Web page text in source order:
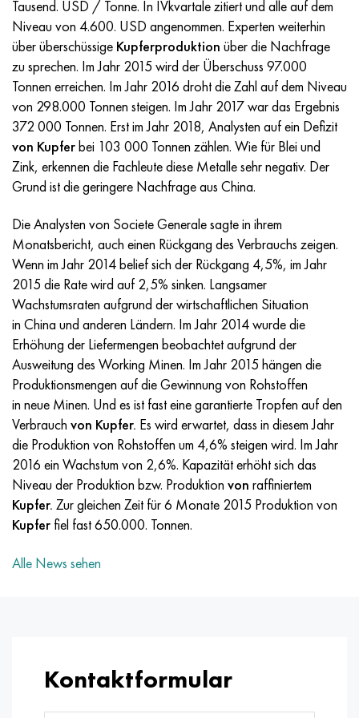
Tausend. USD / Tonne. In IVkvartale zitiert und alle auf dem
Niveau von 4.600. USD angenommen. Experten weiterhin
über überschüssige Kupferproduktion über die Nachfrage
zu sprechen. Im Jahr 2015 wird der Überschuss 97.000
Tonnen erreichen. Im Jahr 2016 droht die Zahl auf dem Niveau
von 298.000 Tonnen steigen. Im Jahr 2017 war das Ergebnis
372 000 Tonnen. Erst im Jahr 2018, Analysten auf ein Defizit
von Kupferbei 103 000 Tonnen zählen. Wie für Blei und
Zink, erkennen die Fachleute diese Metalle sehr negativ. Der
Grund ist die geringere Nachfrage aus China.
Die Analysten von Societe Generale sagte in ihrem
Monatsbericht, auch einen Rückgang des Verbrauchs zeigen.
Wenn im Jahr 2014 belief sich der Rückgang 4,5%, im Jahr
2015 die Rate wird auf 2,5% sinken. Langsamer
Wachstumsraten aufgrund der wirtschaftlichen Situation
in China und anderen Ländern. Im Jahr 2014 wurde die
Erhöhung der Liefermengen beobachtet aufgrund der
Ausweitung des Working Minen. Im Jahr 2015 hängen die
Produktionsmengen auf die Gewinnung von Rohstoffen
in neue Minen. Und es ist fast eine garantierte Tropfen auf den
Verbrauch von Kupfer. Es wird erwartet, dass in diesem Jahr
die Produktion von Rohstoffen um 4,6% steigen wird. Im Jahr
2016 ein Wachstum von 2,6%. Kapazität erhöht sich das
Niveau der Produktion bzw. Produktion von raffiniertem
Kupfer. Zur gleichen Zeit für 6 Monate 2015 Produktion von
Kupfer fiel fast 650.000. Tonnen.
Alle News sehen
Kontaktformular
Incotherm
Incotest
Jethete M152
Kobalt 6B
Martensitaushärtung 250
Martensitaushärtung 300
Martensitaushärtung 350
MP35N
MP159
Multimet n155
Nicrofer 5923 hMo
Nicrofer 6030
Nitronic 40
Nitronic 50
Nimonik 80a
47ND
47NHR
49KF
49K2F/49K2FA-VI
50H
50NHS
52H
52K12F
56DGNH
68NHVKTYU
79NM
80NM
80NMV-VI
80NHS
Thermometalle
HN62VMYUT
HN62MVKYU
HN63MB
HN65VM
HN65VMTYU
HN68VKTYU
HN68VMTYUK-VD
HN70VMTYU
HN73MBTYU
HN70YU
HN75MBTYU
HN75TBYU
HN77TYU
HN77TYUR
N65M
VT-35
PT-1M
PT-3V
PT-7M
2V
AT3
3М
TL3
5B
TL5
AT-6
TS-6
Titan 14
SP-17
1.4466 - aisi 310MoLn
Legierung Al6xn
15-7Ph® - 1.4532
PH 13-8 Mo - 1.4534
1.4542 - 17-4Ph®.
1.4545 - 15-5Ph®
1.4548 - 17-4Ph®.
1.4550 - aisi 347
1.4567 - aisi 304Cu
1.4570 - aisi303Cu
1.4574 - Legierung PH 15-7 Mo®
1.4580 - aisi 316Cb
1.4597 - aisi 204Cu
Legierung 28 - 1.4563
Legierung 926 - 1.4529
10H17N13М3Т
10H18N18YU4D
11H11N2V2МF
12H18N9Т
13H11N2V2МF
15H12VNMF
15H12N2МVFAB
15H16К5N2МVFAB
15H16N2АМ
18H11МNFB
18H12VMBFR
20H12VNMF
20H3MVF
21NKMT
40H9S2
2.0872, CuNi10Fe1Mn, Cw352h
Silicium-Aluminium-Bronze
CW301G, C64200
Siliciumbronze
C65500, CuAl11Fe3
C65100, CuSi1,5
Zinn-Blei-Bronze
c92200, CuSn6Zn4Pb2
Rotmessing
C84400, CuSn2ZnPb
C83600, CuSn5ZnPb
45G2, 45g2, aisi 1144
Baustahl legiert
10g2, 10g2, aisi 1513
12X2H4A,15NiCr13, 1.5752
АS14, 11SMnPb30
20HN3А, aisi 4320, 20hn3a
20HМ, 24CrMo5, 20hm
25HGM, 20CrMo5, 1.7264
30H, aisi 5130, 30h
30HGS, 30hgs
30HGSA, 30hgsa
30HGSN2A, 30hgsna
30HN2MA, 30CrNiMo8
30HN3A, 31nicr14
35hgsa, 35hgsa
R6M5, 1.3343, hs6-5-2, sw7m
R6M5K5, 1.3243, hs6-5-2-5
R6М5F3, 1.3344, hs6-5-3
R9М4К8,1.3207
R12F3, 1.3318, sw12
Kohlenstoffstahl
U10,1.1645, C105W1
11G12, 110G13L, X120Mn12